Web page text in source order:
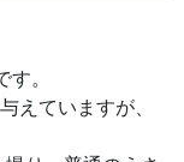
。
えていますが、